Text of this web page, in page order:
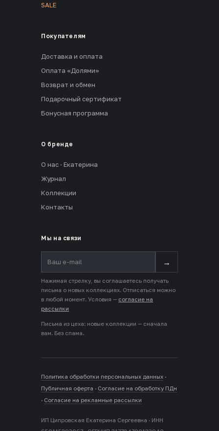
SALE
Покупателям
Доставка и оплата
Оплата «Долями»
Возврат и обмен
Подарочный сертификат
Бонусная программа
О бренде
О нас · Екатерина
Журнал
Коллекции
Контакты
Мы на связи
→
Нажимая стрелку, вы соглашаетесь получать
письма о новых коллекциях. Отписаться можно
в любой момент. Условия — согласие на
рассылки
Письма из цеха: новые коллекции — сначала
вам. Без спама.
Политика обработки персональных данных ·
Публичная оферта · Согласие на обработку ПДн
· Согласие на рекламные рассылки
ИП Ципровская Екатерина Сергеевна · ИНН